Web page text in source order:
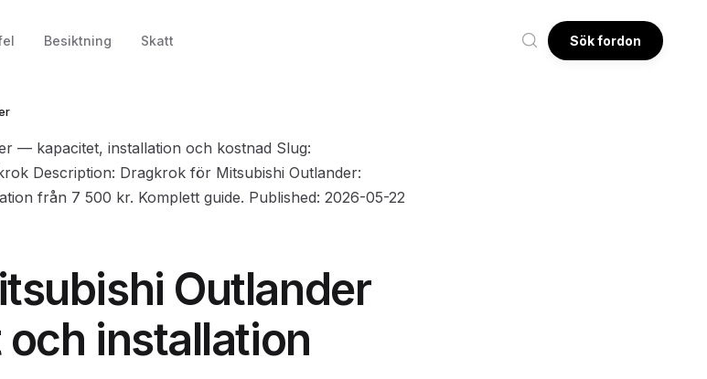
Besiktning Skatt Sök fordon
— kapacitet, installation och kostnad Slug:
Description: Dragkrok för Mitsubishi Outlander:
från 7 500 kr. Komplett guide. Published: 2026-05-22
Outlander
installation